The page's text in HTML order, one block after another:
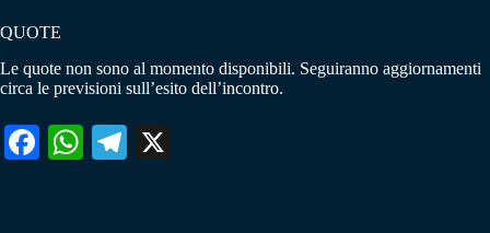
QUOTE
Le quote non sono al momento disponibili. Seguiranno aggiornamenti
circa le previsioni sull’esito dell’incontro.
Fa W
Te